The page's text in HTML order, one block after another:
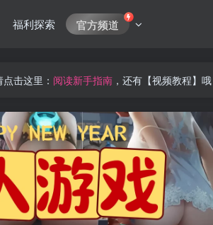
福利探索 官方频道
击这里： 阅读新手指南 ，还有【视频教程】